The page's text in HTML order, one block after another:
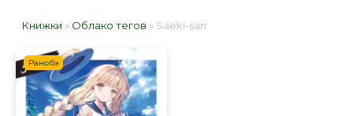
Книжки » Облако тегов » Saeki-san
Ранобэ